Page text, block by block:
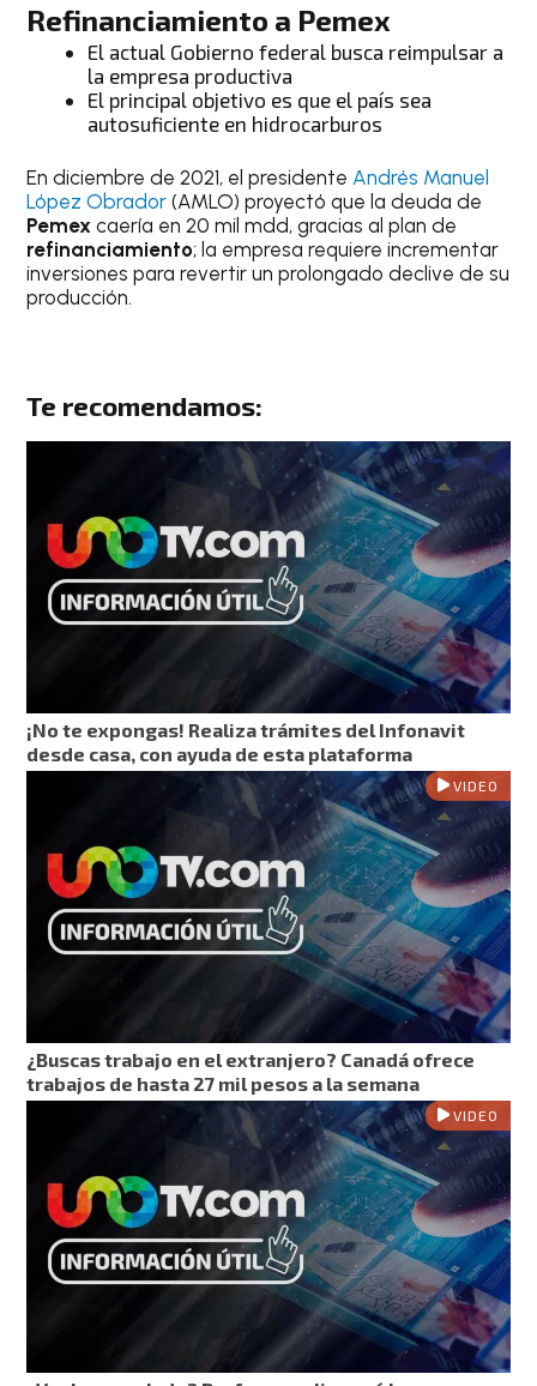
Refinanciamiento a Pemex
El actual Gobierno federal busca reimpulsar a
la empresa productiva
El principal objetivo es que el país sea
autosuficiente en hidrocarburos
En diciembre de 2021, el presidenteAndrés Manuel
López Obrador (AMLO) proyectó que la deuda de
Pemex caería en 20 mil mdd, gracias al plan de
refinanciamiento; la empresa requiere incrementar
inversiones para revertir un prolongado declive de su
producción.
Te recomendamos:
¡No te expongas! Realiza trámites del Infonavit
desde casa, con ayuda de esta plataforma
VIDEO
¿Buscas trabajo en el extranjero? Canadá ofrece
trabajos de hasta 27 mil pesos a la semana
VIDEO